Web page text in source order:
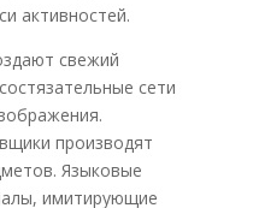
активностей.
свежий
сети
производят
Языковые
имитирующие